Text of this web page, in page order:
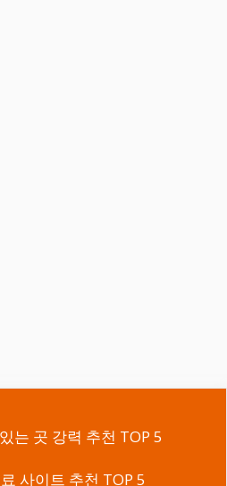
는 곳 강력 추천 TOP 5
사이트 추천 TOP 5